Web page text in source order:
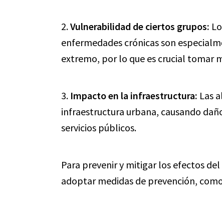
2.Vulnerabilidad de ciertos grupos:
enfermedades crónicas son
extremo, por lo que es crucial tomar
3. Impacto en la infraestructura: Las
infraestructura urbana, causando
servicios públicos.
Para prevenir y mitigar los efectos
adoptar medidas de prevención,